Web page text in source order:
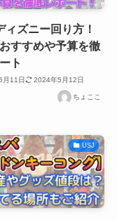
ィズニー回り方！
すすめや予算を徹
ト
月11日 2024年5月12日
ちょここ
USJ